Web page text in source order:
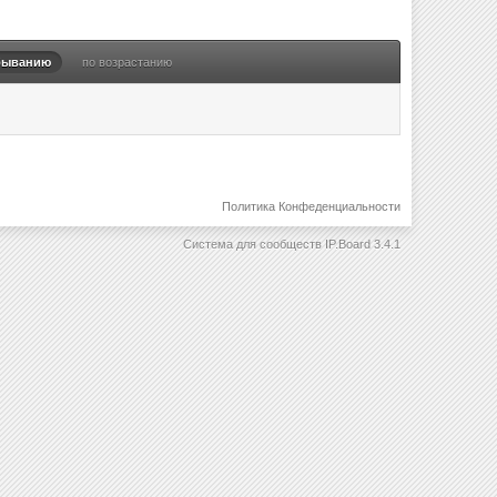
по возрастанию
Политика Конфеденциальности
Система для сообществ IP.Board 3.4.1